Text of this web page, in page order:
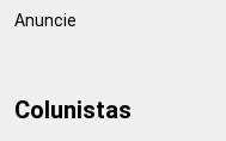
Anuncie
Colunistas